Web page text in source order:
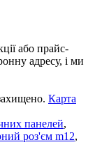
або прайс-
адресу, і ми
Карта
панелей,
роз'єм m12,